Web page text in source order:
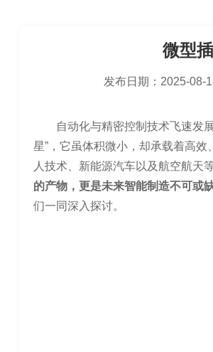
微型
发布日期： 2025-08-
自动化与精密控制技术飞速发
星”，它虽体积微小，却承载着高
人技术、新能源汽车以及航空航天
的产物，更是未来智能制造不可或
们一同深入探讨。